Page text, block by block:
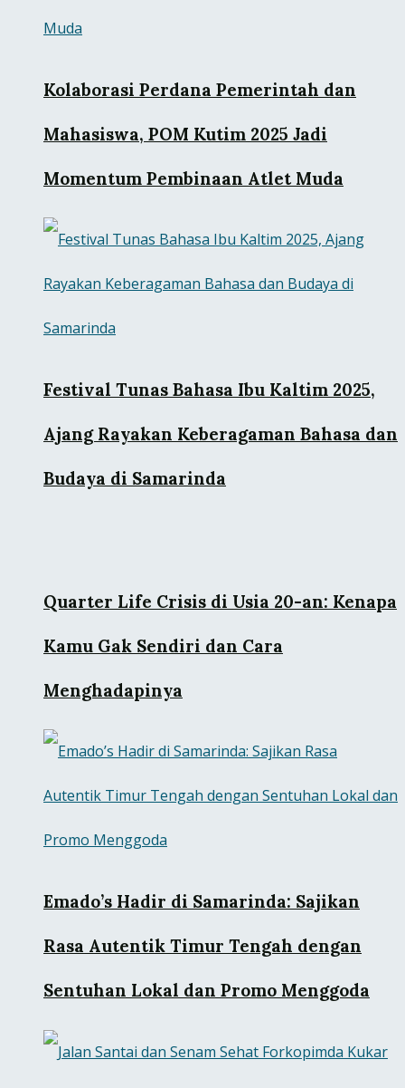
Kolaborasi Perdana Pemerintah dan
Mahasiswa, POM Kutim 2025 Jadi
Momentum Pembinaan Atlet Muda
Festival Tunas Bahasa Ibu Kaltim 2025,
Ajang Rayakan Keberagaman Bahasa dan
Budaya di Samarinda
Quarter Life Crisis di Usia 20-an: Kenapa
Kamu Gak Sendiri dan Cara
Menghadapinya
Emado’s Hadir di Samarinda: Sajikan
Rasa Autentik Timur Tengah dengan
Sentuhan Lokal dan Promo Menggoda